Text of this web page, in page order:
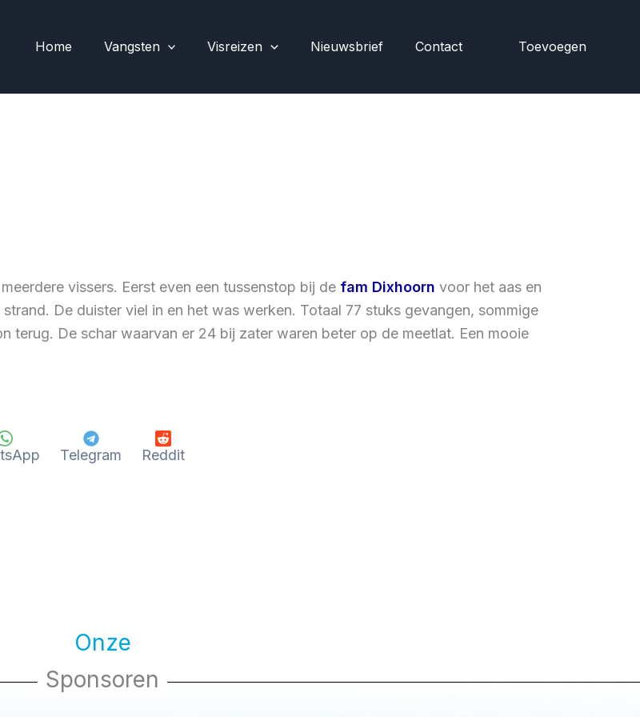
Home Vangsten Visreizen Nieuwsbrief Contact Toevoegen
vissers. Eerst even een tussenstop bij de fam Dixhoorn voor het aas en
De duister viel in en het was werken. Totaal 77 stuks gevangen, sommige
terug. De schar waarvan er 24 bij zater waren beter op de meetlat. Een mooie
Telegram Reddit
Onze
Sponsoren